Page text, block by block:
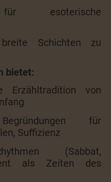
esoterische
breite Schichten zu
bietet:
Erzähltradition von
für
Suffizienz
(Sabbat,
als Zeiten des